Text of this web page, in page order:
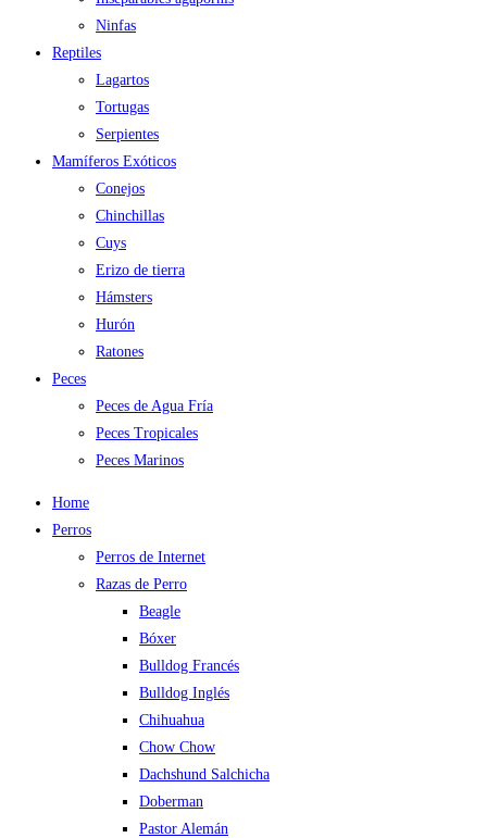
Ninfas
Reptiles
Lagartos
Tortugas
Serpientes
Mamíferos Exóticos
Conejos
Chinchillas
Cuys
Erizo de tierra
Hámsters
Hurón
Ratones
Peces
Peces de Agua Fría
Peces Tropicales
Peces Marinos
Home
Perros
Perros de Internet
Razas de Perro
Beagle
Bóxer
Bulldog Francés
Bulldog Inglés
Chihuahua
Chow Chow
Dachshund Salchicha
Doberman
Pastor Alemán